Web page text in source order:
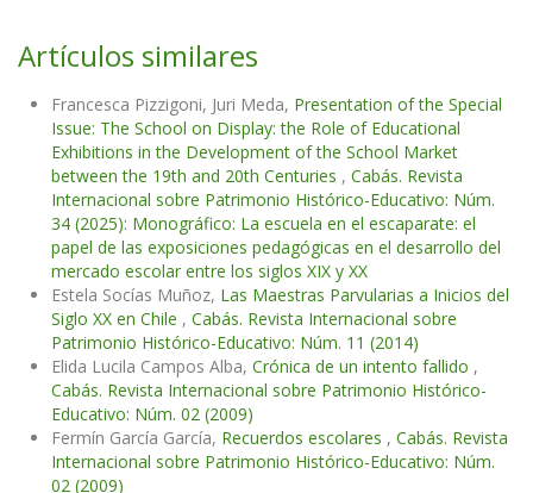
Artículos similares
Francesca Pizzigoni, Juri Meda, Presentation of the Special
Issue: The School on Display: the Role of Educational
Exhibitions in the Development of the School Market
between the 19th and 20th Centuries , Cabás. Revista
Internacional sobre Patrimonio Histórico-Educativo: Núm.
34 (2025): Monográfico: La escuela en el escaparate: el
papel de las exposiciones pedagógicas en el desarrollo del
mercado escolar entre los siglos XIX y XX
Estela Socías Muñoz, Las Maestras Parvularias a Inicios del
Siglo XX en Chile , Cabás. Revista Internacional sobre
Patrimonio Histórico-Educativo: Núm. 11 (2014)
Elida Lucila Campos Alba, Crónica de un intento fallido ,
Cabás. Revista Internacional sobre Patrimonio Histórico-
Educativo: Núm. 02 (2009)
Fermín García García, Recuerdos escolares , Cabás. Revista
Internacional sobre Patrimonio Histórico-Educativo: Núm.
02 (2009)